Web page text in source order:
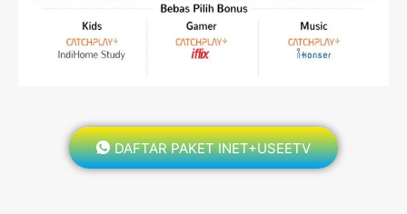
DAFTAR PAKET INET+USEETV